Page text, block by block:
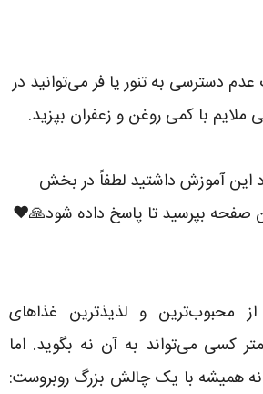
دسترسی به تنور یا فر می‌توانید در
ملایم با کمی روغن و زعفران بپزید️.
این آموزش داشتید لطفاً در بخش
صفحه بپرسید تا پاسخ داده شود🙏❤️
محبوب‌ترین و لذیذترین غذاهای
کسی می‌تواند به آن نه بگوید. اما
همیشه با یک چالش بزرگ روبروست: